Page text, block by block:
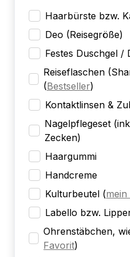
Haarbürste bzw.
Deo (Reisegröße)
Festes Duschgel /
Reiseflaschen
(Bestseller)
Kontaktlinsen &
Nagelpflegeset
Zecken)
Haargummi
Handcreme
Kulturbeutel (
Labello bzw.
Ohrenstäbchen,
Favorit)